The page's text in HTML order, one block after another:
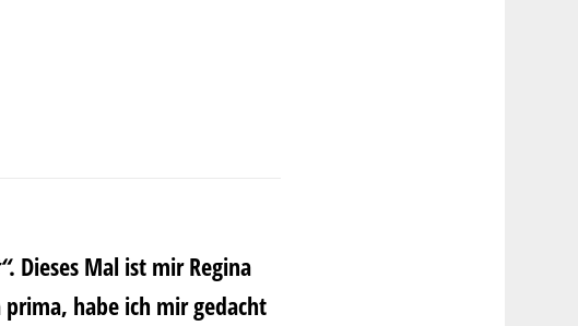
. Dieses Mal ist mir Regina
habe ich mir gedacht